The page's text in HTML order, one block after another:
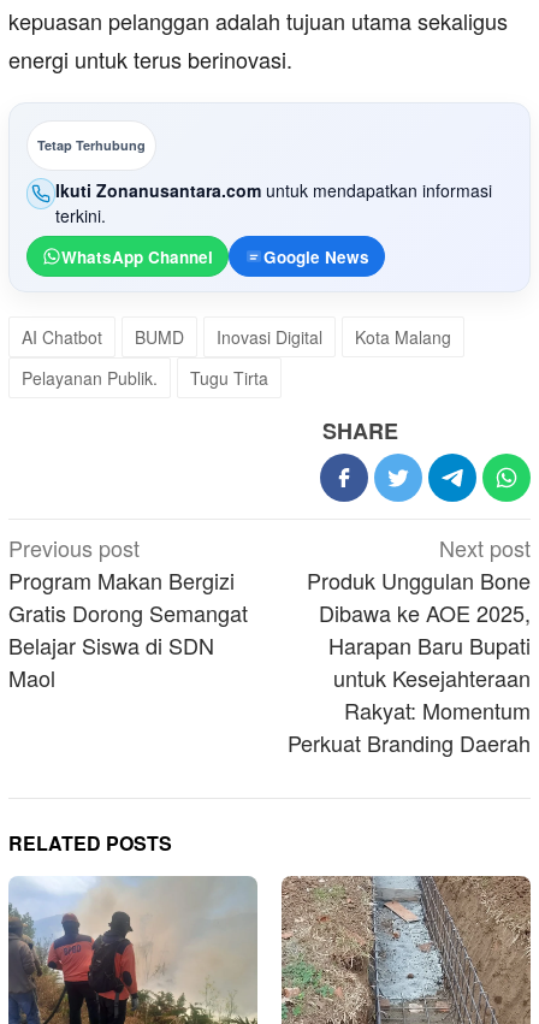
kepuasan pelanggan adalah tujuan utama sekaligus
energi untuk terus berinovasi.
Tetap Terhubung
Ikuti Zonanusantara.com untuk mendapatkan informasi
terkini.
WhatsApp Channel Google News
AI Chatbot BUMD Inovasi Digital
Kota Malang
Pelayanan Publik.
Tugu Tirta
SHARE
Post
navigation
Previous post
Program Makan Bergizi
Gratis Dorong Semangat
Belajar Siswa di SDN
Maol
Next post
Produk Unggulan Bone
Dibawa ke AOE 2025,
Harapan Baru Bupati
untuk Kesejahteraan
Rakyat: Momentum
Perkuat Branding Daerah
RELATED POSTS